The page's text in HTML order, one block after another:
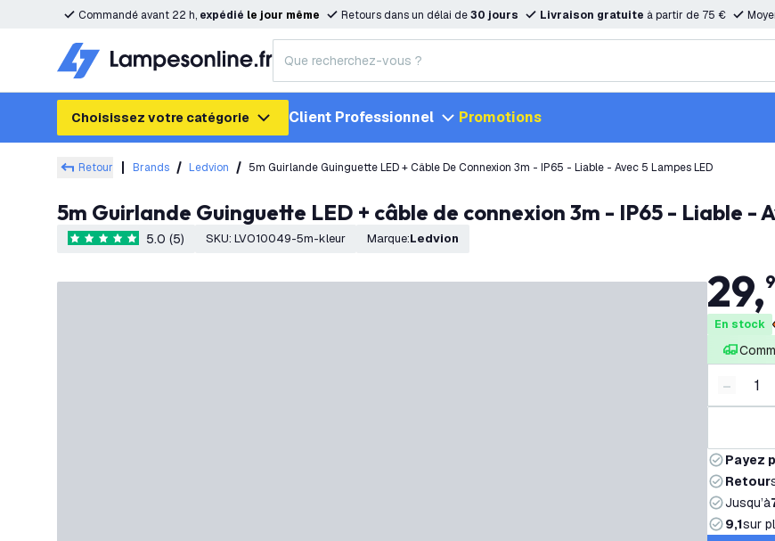
Commandé avant 22 h, expédié le jour même Retours dans un délai de30 jours Livraison gratuite à partir de 75 €
Choisissez votre catégorie Client Professionnel Promotions
Retour Brands Ledvion 5m Guirlande Guinguette LED + Câble De Connexion 3m - IP65 - Liable - Avec 5 Lampes LED
5m Guirlande Guinguette LED + câble de connexion 3m - IP65 - Liable -
5 étoiles de notation
5.0 (5) SKU: LVO10049-5m-kleur Marque: Ledvion
29,
En stock
-
Payez
Retour
Jusqu’à
9,1sur